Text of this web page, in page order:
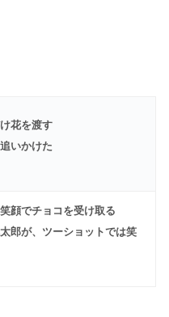
花を渡す
いかけた
顔でチョコを受け取る
郎が、ツーショットでは笑